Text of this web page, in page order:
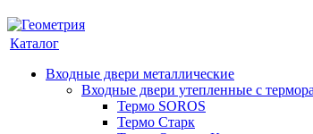
Каталог
Входные двери металлические
Входные двери утепленные с
Термо SOROS
Термо Старк